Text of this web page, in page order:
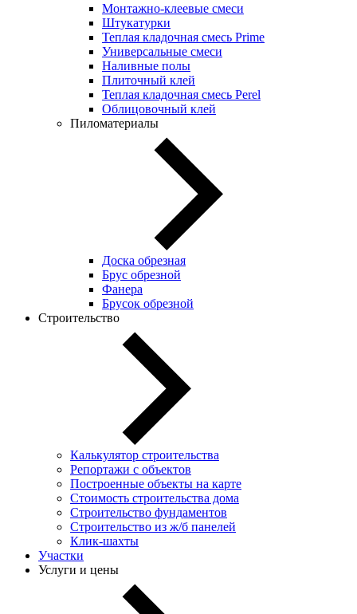
Монтажно-клеевые смеси
Штукатурки
Теплая кладочная смесь Prime
Универсальные смеси
Наливные полы
Плиточный клей
Теплая кладочная смесь Perel
Облицовочный клей
Пиломатериалы
Доска обрезная
Брус обрезной
Фанера
Брусок обрезной
Строительство
Калькулятор строительства
Репортажи с объектов
Построенные объекты на карте
Стоимость строительства дома
Строительство фундаментов
Строительство из ж/б панелей
Клик-шахты
Участки
Услуги и цены